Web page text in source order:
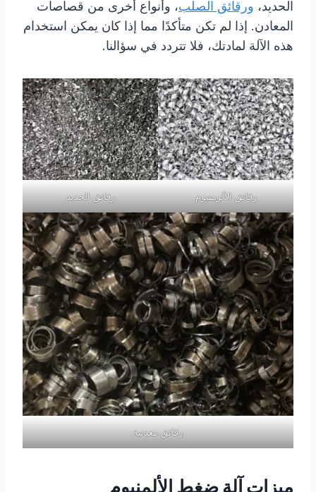
الحديد، ورقائق الصلب، وأنواع أخرى من قصاصات
المعادن. إذا لم تكن متأكدًا مما إذا كان يمكن استخدام
هذه الآلة لمادتك، فلا تتردد في سؤالنا.
رقائق الألومنيوم رقائق الحديد
رقائق معدنية